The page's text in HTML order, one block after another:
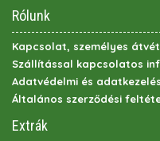
Rólunk
Kapcsolat, személyes
Szállítással kapcsolatos
Adatvédelmi és
Általános szerződési
Extrák